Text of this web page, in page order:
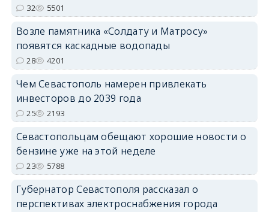
32 5501
Возле памятника «Солдату и Матросу»
появятся каскадные водопады
28 4201
Чем Севастополь намерен привлекать
инвесторов до 2039 года
25 2193
Севастопольцам обещают хорошие новости о
бензине уже на этой неделе
23 5788
Губернатор Севастополя рассказал о
перспективах электроснабжения города